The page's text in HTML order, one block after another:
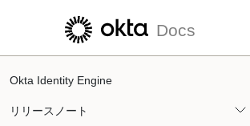
メインコンテンツにスキップ ドキュメン
Docs
Okta Identity Engine
リリースノート